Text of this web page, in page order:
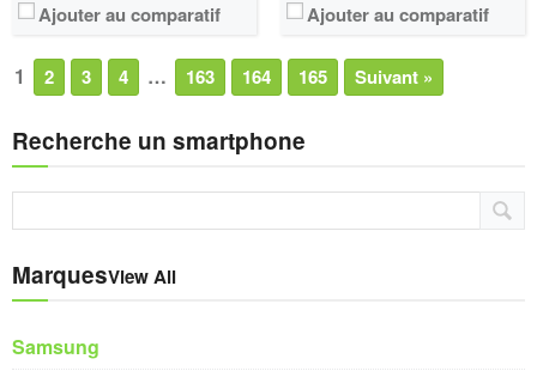
Ajouter au comparatif Ajouter au comparatif
1 2 3 4 … 163 164 165 Suivant »
Recherche un smartphone
MarquesView All
Samsung